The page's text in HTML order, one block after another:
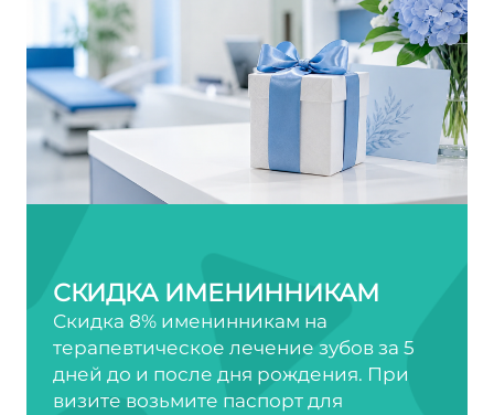
СКИДКА ИМЕНИННИКАМ
Скидка 8% именинникам на
терапевтическое лечение зубов за 5
дней до и после дня рождения. При
визите возьмите паспорт для